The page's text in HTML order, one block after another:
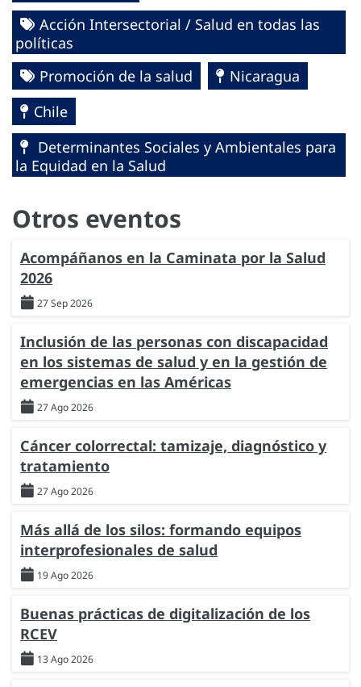
Acción Intersectorial / Salud en todas las
políticas
Promoción de la salud
Nicaragua
Chile
Determinantes Sociales y Ambientales para
la Equidad en la Salud
Otros eventos
Acompáñanos en la Caminata por la Salud
2026
27 Sep 2026
Inclusión de las personas con discapacidad
en los sistemas de salud y en la gestión de
emergencias en las Américas
27 Ago 2026
Cáncer colorrectal: tamizaje, diagnóstico y
tratamiento
27 Ago 2026
Más allá de los silos: formando equipos
interprofesionales de salud
19 Ago 2026
Buenas prácticas de digitalización de los
RCEV
13 Ago 2026